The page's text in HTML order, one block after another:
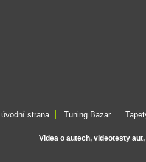
strana Tuning Bazar
Videa o autech, videotesty